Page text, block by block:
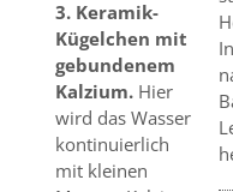
3. Keramik-
Kügelchen mit
gebundenem
Kalzium. Hier
wird das Wasser
kontinuierlich
mit kleinen